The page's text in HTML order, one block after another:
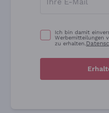
Ich bin damit
Werbemitteilungen
zu erhalten.